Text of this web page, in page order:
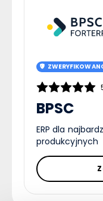
BPSC
ERP dla
produkcyjnych